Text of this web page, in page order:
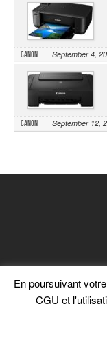
Canon September 4,
Canon September 12,
En poursuivant
CGU et